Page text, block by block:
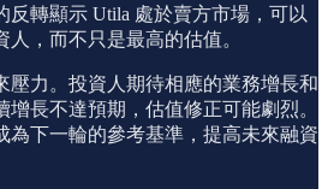
反轉顯示 Utila 處於賣方市場，可以
，而不只是最高的估值。
壓力。投資人期待相應的業務增長和
長不達預期，估值修正可能劇烈。
為下一輪的參考基準，提高未來融資